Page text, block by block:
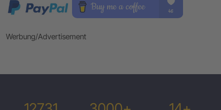
Werbung/Advertisement